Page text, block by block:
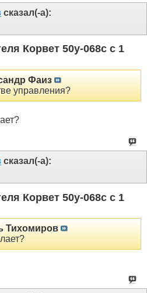
сказал(-а):
Корвет 50у-068с с 1
Фаиз
управления?
сказал(-а):
Корвет 50у-068с с 1
Тихомиров